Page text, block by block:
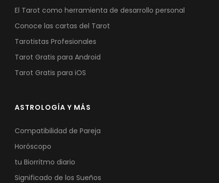
El Tarot como herramienta de desarrollo personal
Conoce las cartas del Tarot
Tarotistas Profesionales
Tarot Gratis para Android
Tarot Gratis para iOS
ASTROLOGÍA Y MÁS
Compatibilidad de Pareja
Horóscopo
tu Biorritmo diario
Significado de los Sueños